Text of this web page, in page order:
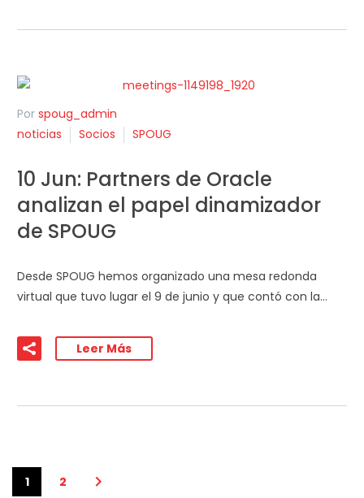
Por spoug_admin
noticias
Socios SPOUG
10 Jun: Partners de Oracle
analizan el papel dinamizador
de SPOUG
Desde SPOUG hemos organizado una mesa redonda
virtual que tuvo lugar el 9 de junio y que contó con la…
Leer Más
1 2